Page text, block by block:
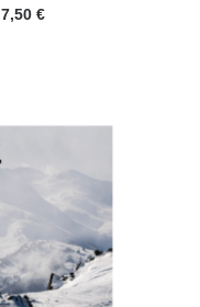
7,50 €